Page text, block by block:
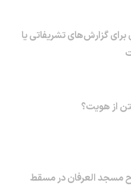
گزارش‌های تشریفاتی یا
از هویت؟
مسجد العرفان در مسقط